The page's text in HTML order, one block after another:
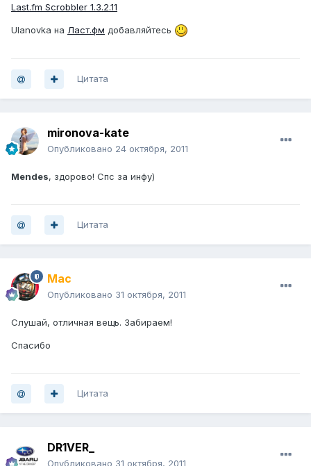
Last.fm Scrobbler 1.3.2.11
Ulanovka на Ласт.фм добавляйтесь
Цитата
mironova-kate
Опубликовано 24 октября, 2011
Mendes, здорово! Спс за инфу)
Цитата
Mac
Опубликовано 31 октября, 2011
Слушай, отличная вещь. Забираем!
Спасибо
Цитата
DR1VER_
Опубликовано 31 октября, 2011